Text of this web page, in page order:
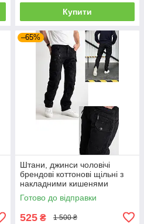
Купити
–65%
Штани, джинси чоловічі
брендові коттонові щільні з
накладними кишенями
"карго" MIGACH, Туреччина
Готово до відправки
525 ₴ 1 500 ₴